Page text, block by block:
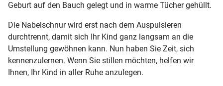
Geburt auf den Bauch gelegt und in warme Tücher gehüllt.
Die Nabelschnur wird erst nach dem Auspulsieren
durchtrennt, damit sich Ihr Kind ganz langsam an die
Umstellung gewöhnen kann. Nun haben Sie Zeit, sich
kennenzulernen. Wenn Sie stillen möchten, helfen wir
Ihnen, Ihr Kind in aller Ruhe anzulegen.